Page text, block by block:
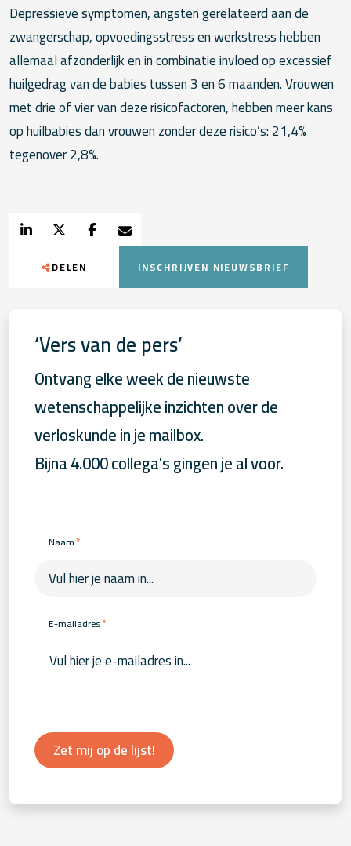
Depressieve symptomen, angsten gerelateerd aan de
zwangerschap, opvoedingsstress en werkstress hebben
allemaal afzonderlijk en in combinatie invloed op excessief
huilgedrag van de babies tussen 3 en 6 maanden. Vrouwen
met drie of vier van deze risicofactoren, hebben meer kans
op huilbabies dan vrouwen zonder deze risico’s: 21,4%
tegenover 2,8%.
DELEN INSCHRIJVEN NIEUWSBRIEF
‘Vers van de pers’
Ontvang elke week de nieuwste
wetenschappelijke inzichten over de
verloskunde in je mailbox.
Bijna 4.000 collega's gingen je al voor.
Naam*
E-mailadres*
Zet mij op de lijst!